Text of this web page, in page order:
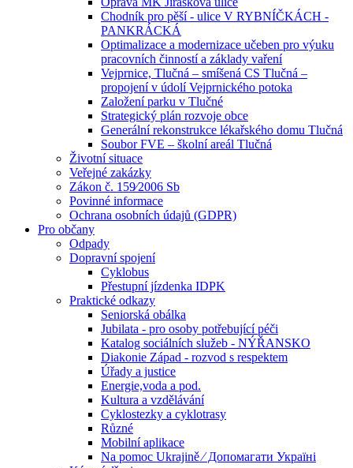
Chodník pro pěší - ulice V RYBNÍČKÁCH -
PANKRÁCKÁ
Optimalizace a modernizace učeben pro výuku
pracovních činností a základy vaření
Vejprnice, Tlučná – smíšená CS Tlučná –
propojení v údolí Vejprnického potoka
Založení parku v Tlučné
Strategický plán rozvoje obce
Generální rekonstrukce lékařského domu Tlučná
Soubor FVE – školní areál Tlučná
Životní situace
Veřejné zakázky
Zákon č. 159⁄2006 Sb
Povinné informace
Ochrana osobních údajů (GDPR)
Pro občany
Odpady
Dopravní spojení
Cyklobus
Přestupní jízdenka IDPK
Praktické odkazy
Seniorská obálka
Jubilata - pro osoby potřebující péči
Katalog sociálních služeb - NÝŘANSKO
Diakonie Západ - rozvod s respektem
Úřady a justice
Energie,voda a pod.
Kultura a vzdělávání
Cyklostezky a cyklotrasy
Různé
Mobilní aplikace
Na pomoc Ukrajině ⁄ Допомагати Україні